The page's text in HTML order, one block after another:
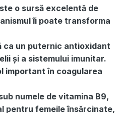
o sursă excelentă de
îi poate transforma
ca un puternic antioxidant
și a sistemului imunitar.
important în coagularea
numele de vitamina B9,
pentru femeile însărcinate,